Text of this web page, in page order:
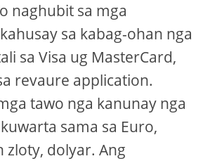
naghubit sa mga
sa kabag-ohan nga
sa Visa ug MasterCard,
revaure application.
tawo nga kanunay nga
sama sa Euro,
zloty, dolyar. Ang